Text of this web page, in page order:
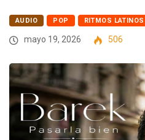
AUDIO POP RITMOS LATINOS
mayo 19, 2026
506